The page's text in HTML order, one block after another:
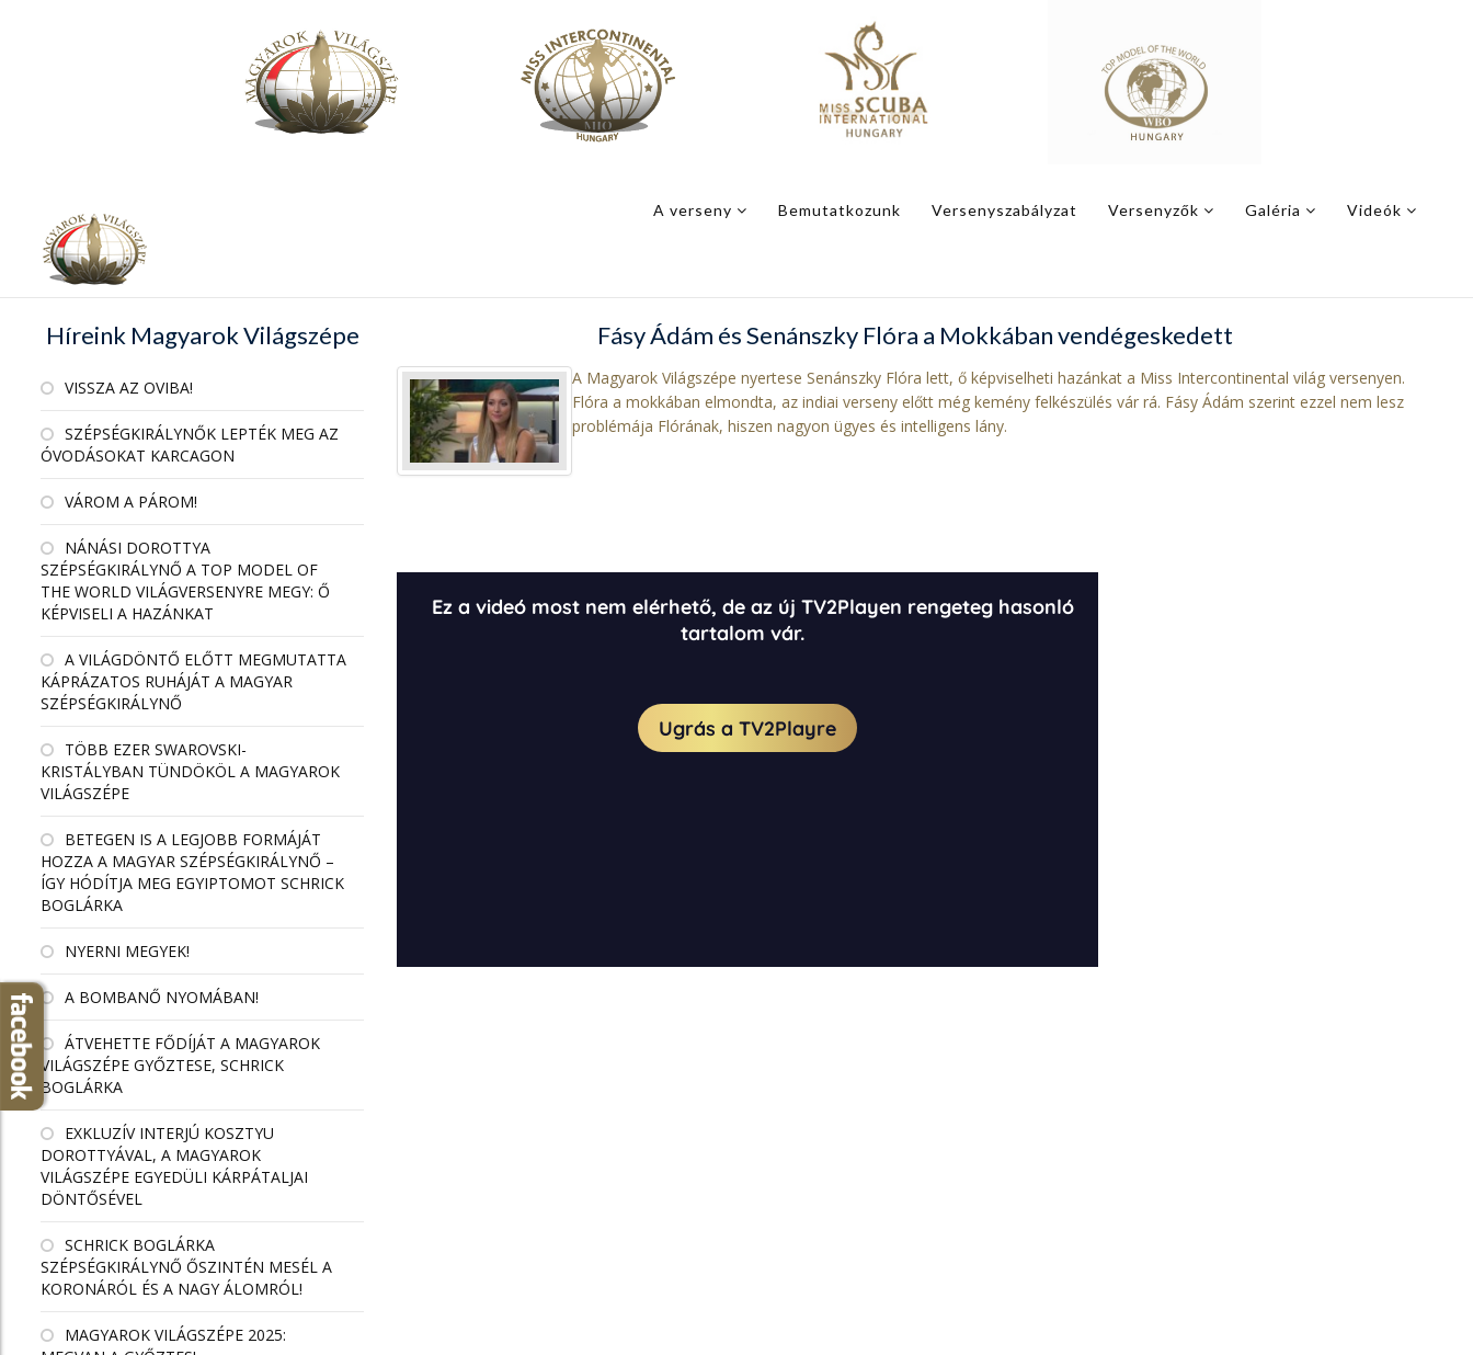
A verseny Bemutatkozunk Versenyszabályzat Versenyzők Galéria Videók
Híreink Magyarok Világszépe
VISSZA AZ OVIBA!
SZÉPSÉGKIRÁLYNŐK LEPTÉK MEG AZ
ÓVODÁSOKAT KARCAGON
VÁROM A PÁROM!
NÁNÁSI DOROTTYA
SZÉPSÉGKIRÁLYNŐ A TOP MODEL OF
THE WORLD VILÁGVERSENYRE MEGY: Ő
KÉPVISELI A HAZÁNKAT
A VILÁGDÖNTŐ ELŐTT MEGMUTATTA
KÁPRÁZATOS RUHÁJÁT A MAGYAR
SZÉPSÉGKIRÁLYNŐ
TÖBB EZER SWAROVSKI-
KRISTÁLYBAN TÜNDÖKÖL A MAGYAROK
VILÁGSZÉPE
BETEGEN IS A LEGJOBB FORMÁJÁT
HOZZA A MAGYAR SZÉPSÉGKIRÁLYNŐ –
ÍGY HÓDÍTJA MEG EGYIPTOMOT SCHRICK
BOGLÁRKA
NYERNI MEGYEK!
A BOMBANŐ NYOMÁBAN!
ÁTVEHETTE FŐDÍJÁT A MAGYAROK
VILÁGSZÉPE GYŐZTESE, SCHRICK
BOGLÁRKA
EXKLUZÍV INTERJÚ KOSZTYU
DOROTTYÁVAL, A MAGYAROK
VILÁGSZÉPE EGYEDÜLI KÁRPÁTALJAI
DÖNTŐSÉVEL
SCHRICK BOGLÁRKA
SZÉPSÉGKIRÁLYNŐ ŐSZINTÉN MESÉL A
KORONÁRÓL ÉS A NAGY ÁLOMRÓL!
MAGYAROK VILÁGSZÉPE 2025:
Fásy Ádám és Senánszky Flóra a Mokkában vendégeskedett
A Magyarok Világszépe nyertese Senánszky Flóra lett, ő képviselheti hazánkat a Miss Intercontinental világ versenyen.
Flóra a mokkában elmondta, az indiai verseny előtt még kemény felkészülés vár rá. Fásy Ádám szerint ezzel nem lesz
problémája Flórának, hiszen nagyon ügyes és intelligens lány.